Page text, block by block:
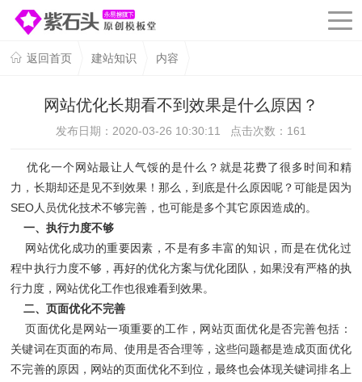
返回首页 建站知识 内容
网站优化长期看不到效果是什么原因？
发布日期：2020-03-26 10:30:11 点击次数： 161
优化一个网站最让人气馁的是什么？就是花费了很多时间和精
力，长期却还是见不到效果！那么，到底是什么原因呢？可能是因为
SEO人员优化技术不够完善，也可能是多个其它原因造成的。
一、执行力度不够
网站优化成功的重要因素，不是有多丰富的知识，而是在优化过
程中执行力度不够，再好的优化方案与优化团队，如果没有严格的执
行力度，网站优化工作也很难看到效果。
二、页面优化不完善
页面优化是网站一项重要的工作，网站页面优化是否完善包括：
关键词在页面的布局、使用是否合理等，这些问题都是造成页面优化
不完善的原因，网站的页面优化不到位，最终也会体现关键词排名上